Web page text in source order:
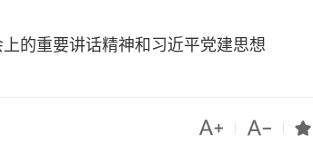
的重要讲话精神和习近平党建思想
  